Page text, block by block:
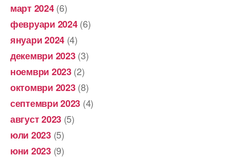
март 2024(6)
февруари 2024(6)
януари 2024 (4)
декември 2023(3)
ноември 2023(2)
октомври 2023(8)
септември 2023 (4)
август 2023 (5)
юли 2023(5)
юни 2023(9)